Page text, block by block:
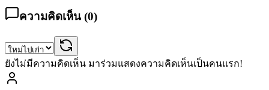
ความคิดเห็น (0)
ยังไม่มีความคิดเห็น มาร่วมแสดงความคิดเห็นเป็นคนแรก!